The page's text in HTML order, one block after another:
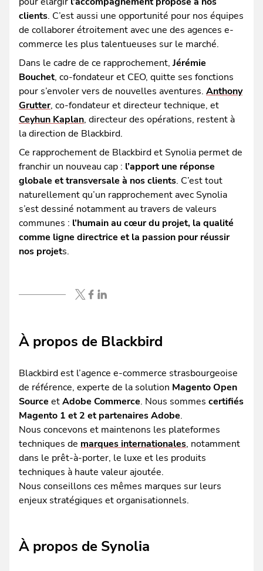
clients. C’est aussi une opportunité pour nos équipes
de collaborer étroitement avec une des agences e-
commerce les plus talentueuses sur le marché.
Dans le cadre de ce rapprochement, Jérémie
Bouchet, co-fondateur et CEO, quitte ses fonctions
pour s’envoler vers de nouvelles aventures. Anthony
Grutter, co-fondateur et directeur technique, et
Ceyhun Kaplan, directeur des opérations, restent à
la direction de Blackbird.
Ce rapprochement de Blackbird et Synolia permet de
franchir un nouveau cap : l’apport une réponse
globale et transversale à nos clients. C’est tout
naturellement qu’un rapprochement avec Synolia
s’est dessiné notamment au travers de valeurs
communes : l’humain au cœur du projet, la qualité
comme ligne directrice et la passion pour réussir
nos projets.
À propos de Blackbird
Blackbird est l’agence e-commerce strasbourgeoise
de référence, experte de la solution Magento Open
Source etAdobe Commerce. Nous sommes certifiés
Magento 1 et 2 et partenaires Adobe.
Nous concevons et maintenons les plateformes
techniques de marques internationales, notamment
dans le prêt-à-porter, le luxe et les produits
techniques à haute valeur ajoutée.
Nous conseillons ces mêmes marques sur leurs
enjeux stratégiques et organisationnels.
À propos de Synolia